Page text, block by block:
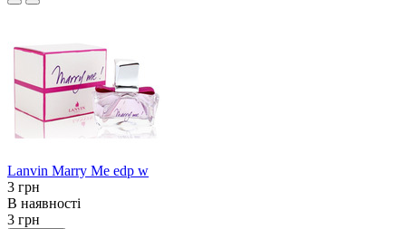
Lanvin Marry Me edp w
3 грн
В наявності
3 грн